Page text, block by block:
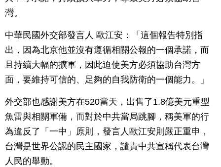
灣。
中華民國外交部發言人 歐江安：「這個報告特別指
出，因為北京他並沒有遵循相關公報的一個承諾，而
且持續大幅的擴軍，因此迫使美方必須協助台灣方
面，要維持可信的、足夠的自我防衛的一個能力。」
外交部也感謝美方在520當天，出售了1.8億美元重型
魚雷與相關軍備，而對於中共當局跳腳，稱美軍的行
為違反了「一中」原則，發言人歐江安則嚴正重申，
台灣是世界公認的民主國家，譴責中共宣稱代表台灣
人民的舉動。